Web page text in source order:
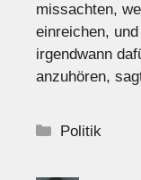
missachten,
einreichen,
irgendwann
anzuhören,
Kategorien
Politik